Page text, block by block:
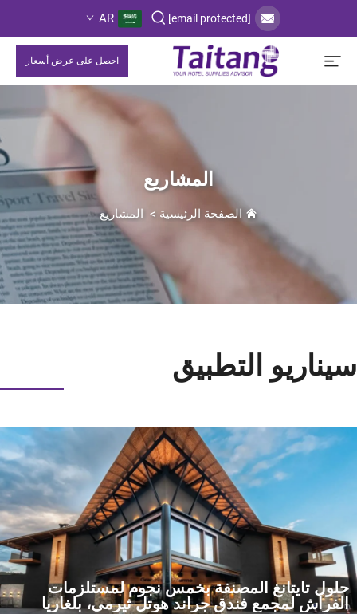
[email protected]
AR
احصل على عرض أسعار
المشاريع
الصفحة الرئيسية > المشاريع
سيناريو التطبيق
حلول تايتانغ المصنفة بخمس نجوم لمستلزمات
الفراش لمجمع فندق جراند هوتل ثيرمي، بلغاريا